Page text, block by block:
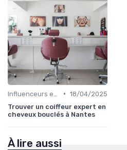
• 18/04/2025
Trouver un coiffeur expert en
cheveux bouclés à Nantes
À lire aussi